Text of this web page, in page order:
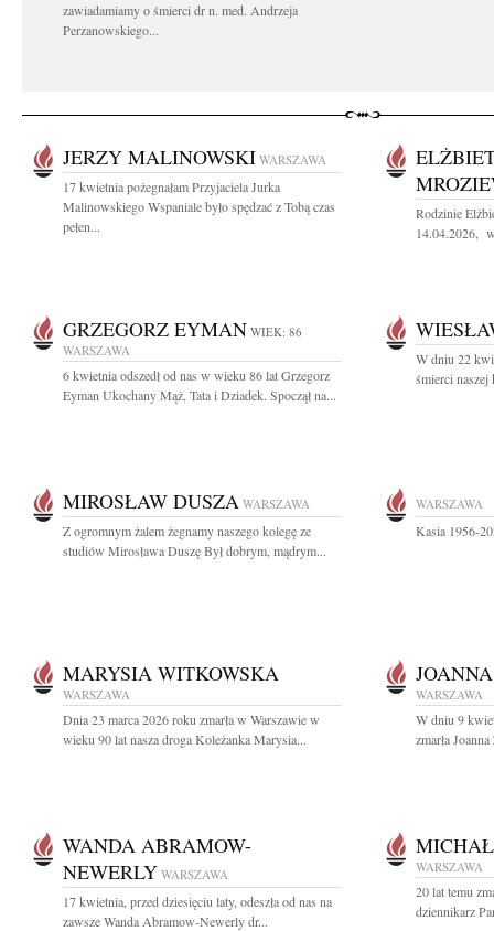
zawiadamiamy o śmierci dr n. med. Andrzeja
Perzanowskiego...
JERZY MALINOWSKI WARSZAWA
17 kwietnia pożegnałam Przyjaciela Jurka
Malinowskiego Wspaniale było spędzać z Tobą czas
pełen...
Rodzinie
14.04.2026,
GRZEGORZ EYMAN WIEK: 86
WARSZAWA
6 kwietnia odszedł od nas w wieku 86 lat Grzegorz
Eyman Ukochany Mąż, Tata i Dziadek. Spoczął na...
W dniu 22
śmierci
MIROSŁAW DUSZA WARSZAWA
Z ogromnym żalem żegnamy naszego kolegę ze
studiów Mirosława Duszę Był dobrym, mądrym...
WARSZAWA
Kasia 1956-
MARYSIA WITKOWSKA
WARSZAWA
Dnia 23 marca 2026 roku zmarła w Warszawie w
wieku 90 lat nasza droga Koleżanka Marysia...
WARSZAWA
W dniu 9
zmarła
WANDA ABRAMOW-
NEWERLY WARSZAWA
17 kwietnia, przed dziesięciu laty, odeszła od nas na
zawsze Wanda Abramow-Newerly dr...
WARSZAWA
20 lat temu
dziennikarz